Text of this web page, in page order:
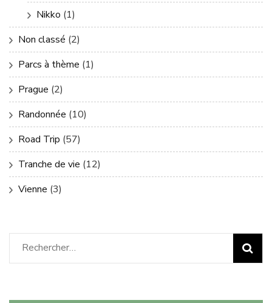
Nikko (1)
Non classé (2)
Parcs à thème (1)
Prague (2)
Randonnée (10)
Road Trip (57)
Tranche de vie (12)
Vienne (3)
Rechercher :